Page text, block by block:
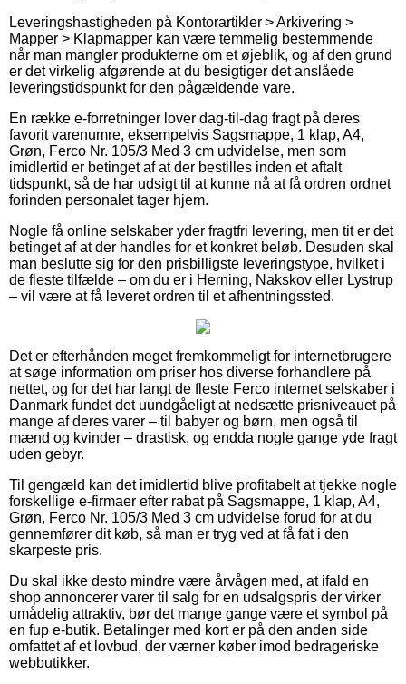
Leveringshastigheden på Kontorartikler > Arkivering >
Mapper > Klapmapper kan være temmelig bestemmende
når man mangler produkterne om et øjeblik, og af den grund
er det virkelig afgørende at du besigtiger det anslåede
leveringstidspunkt for den pågældende vare.
En række e-forretninger lover dag-til-dag fragt på deres
favorit varenumre, eksempelvis Sagsmappe, 1 klap, A4,
Grøn, Ferco Nr. 105/3 Med 3 cm udvidelse, men som
imidlertid er betinget af at der bestilles inden et aftalt
tidspunkt, så de har udsigt til at kunne nå at få ordren ordnet
forinden personalet tager hjem.
Nogle få online selskaber yder fragtfri levering, men tit er det
betinget af at der handles for et konkret beløb. Desuden skal
man beslutte sig for den prisbilligste leveringstype, hvilket i
de fleste tilfælde – om du er i Herning, Nakskov eller Lystrup
– vil være at få leveret ordren til et afhentningssted.
Det er efterhånden meget fremkommeligt for internetbrugere
at søge information om priser hos diverse forhandlere på
nettet, og for det har langt de fleste Ferco internet selskaber i
Danmark fundet det uundgåeligt at nedsætte prisniveauet på
mange af deres varer – til babyer og børn, men også til
mænd og kvinder – drastisk, og endda nogle gange yde fragt
uden gebyr.
Til gengæld kan det imidlertid blive profitabelt at tjekke nogle
forskellige e-firmaer efter rabat på Sagsmappe, 1 klap, A4,
Grøn, Ferco Nr. 105/3 Med 3 cm udvidelse forud for at du
gennemfører dit køb, så man er tryg ved at få fat i den
skarpeste pris.
Du skal ikke desto mindre være årvågen med, at ifald en
shop annoncerer varer til salg for en udsalgspris der virker
umådelig attraktiv, bør det mange gange være et symbol på
en fup e-butik. Betalinger med kort er på den anden side
omfattet af et lovbud, der værner køber imod bedrageriske
webbutikker.